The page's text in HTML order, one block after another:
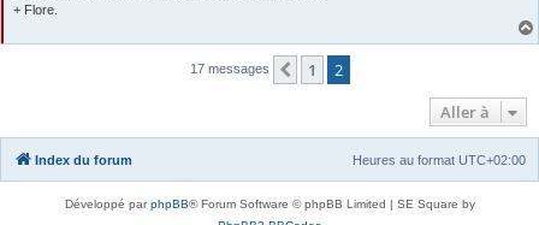
+ Flore.
17 messages Précédente
1
2
Aller à
Index du forum Heures au format UTC+02:00
Développé parphpBB® Forum Software © phpBB Limited | SE Square by